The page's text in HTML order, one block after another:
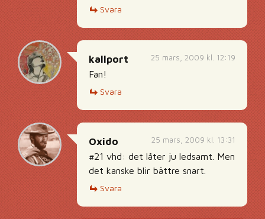
Svara
25 mars, 2009 kl. 12:19
kallport
Fan!
Svara
25 mars, 2009 kl. 13:31
Oxido
#21 vhd: det låter ju ledsamt. Men
det kanske blir bättre snart.
Svara